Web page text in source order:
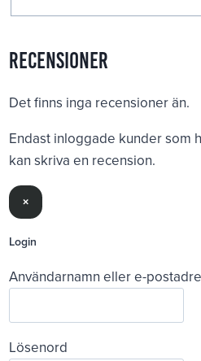
Recensioner
Det finns inga recensioner än.
Endast inloggade kunder som
kan skriva en recension.
×
Login
Användarnamn eller e-
Lösenord